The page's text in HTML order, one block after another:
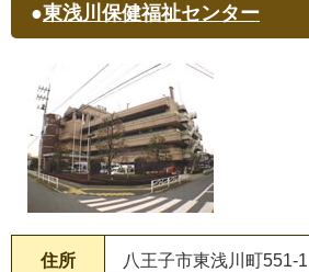
●東浅川保健福祉センター
住所 八王子市東浅川町551-1